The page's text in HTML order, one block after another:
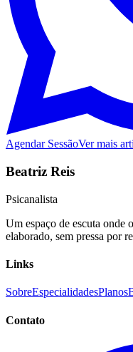
Agendar SessãoVer mais
Beatriz Reis
Psicanalista
Um espaço de escuta onde
elaborado, sem pressa por
Links
SobreEspecialidadesPlanos
Contato